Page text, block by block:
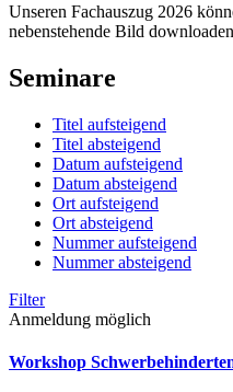
Unseren Fachauszug 2026
nebenstehende Bild
Seminare
Titel aufsteigend
Titel absteigend
Datum aufsteigend
Datum absteigend
Ort aufsteigend
Ort absteigend
Nummer aufsteigend
Nummer absteigend
Filter
Anmeldung möglich
Workshop